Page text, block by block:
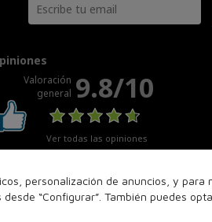
personalización de anuncios, y
“Configurar”. También puedes
Valoración
general 9.8/10
Ver todas las opiniones